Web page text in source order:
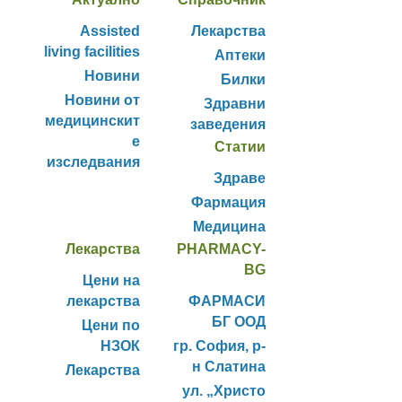
Assisted
living facilities
Новини
Новини от
медицинскит
е
изследвания
Лекарства
Аптеки
Билки
Здравни
заведения
Статии
Здраве
Фармация
Медицина
Лекарства
Цени на
лекарства
Цени по
НЗОК
Лекарства
PHARMACY-
BG
ФАРМАСИ
БГ ООД
гр. София, р-
н Слатина
ул. „Христо